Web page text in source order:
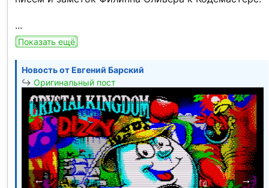
...
Показать ещё
Новость отЕвгений Барский
↪ Оригинальный пост
← →